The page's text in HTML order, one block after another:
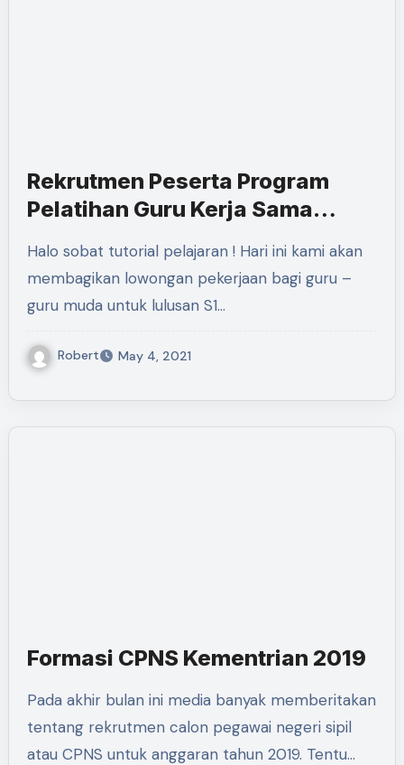
Rekrutmen Peserta Program
Pelatihan Guru Kerja Sama
Halo sobat tutorial pelajaran ! Hari ini kami akan
membagikan lowongan pekerjaan bagi guru –
guru muda untuk lulusan S1…
Robert May 4, 2021
Formasi CPNS Kementrian 2019
Pada akhir bulan ini media banyak memberitakan
tentang rekrutmen calon pegawai negeri sipil
atau CPNS untuk anggaran tahun 2019. Tentu…